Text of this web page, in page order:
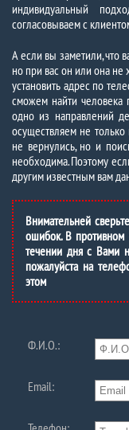
индивидуальный
согласовываем с
А если вы заметили, что
но при вас он или она не
установить адрес по
сможем найти
одно из направлений
осуществляем не
не вернулись, но и
необходима. Поэтому
другим известным вам
Внимательней
ошибок. В
течении дня с Вами
пожалуйста на
этом
Ф.И.О.:
Email: